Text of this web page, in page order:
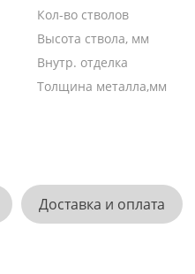
Кол-во стволов
Высота ствола, мм
Внутр. отделка
Толщина металла,мм
Доставка и оплата